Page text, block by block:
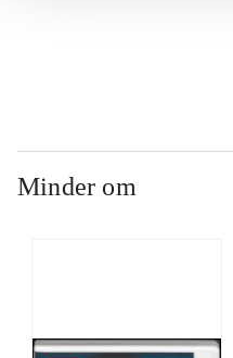
Minder om